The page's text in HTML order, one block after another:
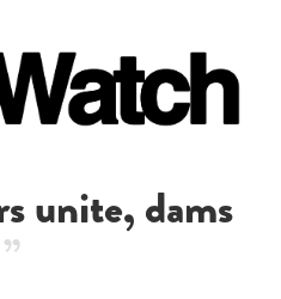
unite, dams